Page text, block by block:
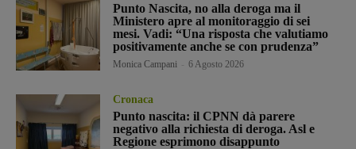
Punto Nascita, no alla deroga ma il
Ministero apre al monitoraggio di sei
mesi. Vadi: “Una risposta che valutiamo
positivamente anche se con prudenza”
Monica Campani 6 Agosto 2026
Cronaca
Punto nascita: il CPNN dà parere
negativo alla richiesta di deroga. Asl e
Regione esprimono disappunto